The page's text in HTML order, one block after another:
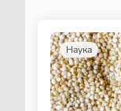
Наука